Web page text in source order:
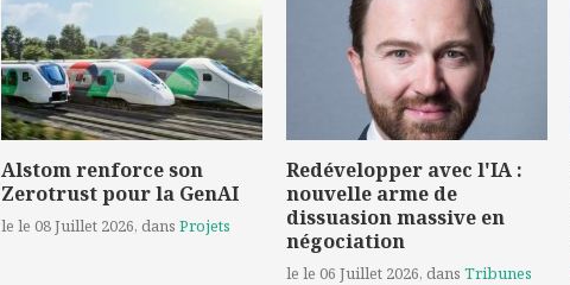
Alstom renforce son
Zerotrust pour la GenAI
le le 08 Juillet 2026, dans Projets
Redévelopper avec l'IA :
nouvelle arme de
dissuasion massive en
négociation
le le 06 Juillet 2026, dans Tribunes